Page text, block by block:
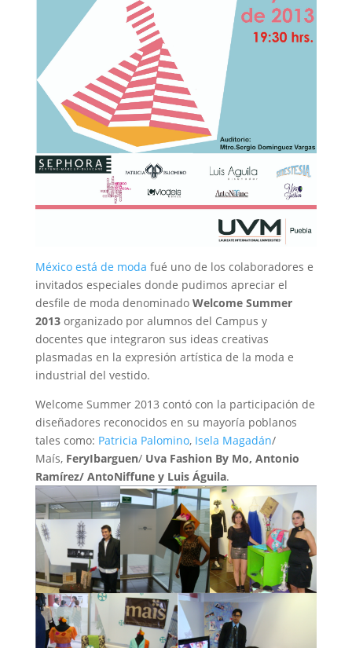
México está de moda fué uno de los colaboradores e
invitados especiales donde pudimos apreciar el
desfile de moda denominado Welcome Summer
2013 organizado por alumnos del Campus y
docentes que integraron sus ideas creativas
plasmadas en la expresión artística de la moda e
industrial del vestido.
Welcome Summer 2013 contó con la participación de
diseñadores reconocidos en su mayoría poblanos
tales como: Patricia Palomino, Isela Magadán/
Maís, FeryIbarguen/ Uva Fashion By Mo, Antonio
Ramírez/ AntoNiffune y Luis Águila.